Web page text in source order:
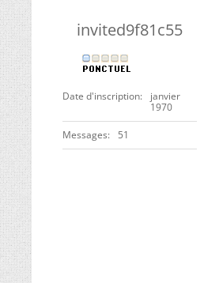
invited9f81c55
Date d'inscription
janvier
1970
Messages 51